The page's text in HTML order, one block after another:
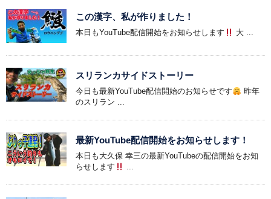
この漢字、私が作りました！
本日もYouTube配信開始をお知らせします 大 ...
スリランカサイドストーリー
今日も最新YouTube配信開始のお知らせです
昨年
のスリラン ...
最新YouTube配信開始をお知らせします！
本日も大久保 幸三の最新YouTubeの配信開始をお知
らせします
...